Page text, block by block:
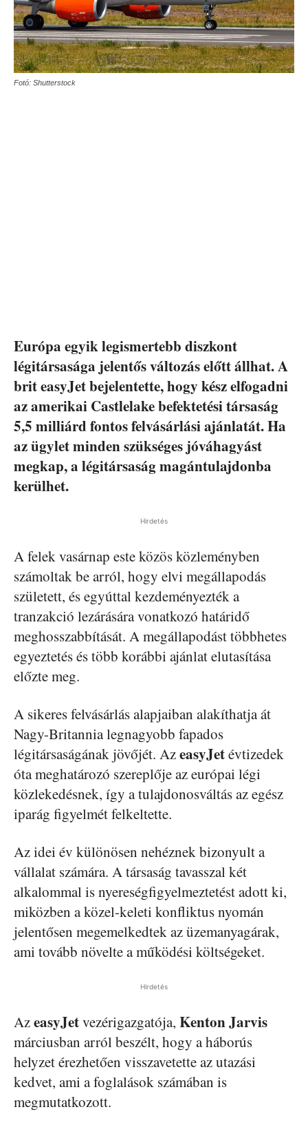
Fotó: Shutterstock
Európa egyik legismertebb diszkont
légitársasága jelentős változás előtt állhat. A
brit easyJet bejelentette, hogy kész elfogadni
az amerikai Castlelake befektetési társaság
5,5 milliárd fontos felvásárlási ajánlatát. Ha
az ügylet minden szükséges jóváhagyást
megkap, a légitársaság magántulajdonba
kerülhet.
Hirdetés
A felek vasárnap este közös közleményben
számoltak be arról, hogy elvi megállapodás
született, és egyúttal kezdeményezték a
tranzakció lezárására vonatkozó határidő
meghosszabbítását. A megállapodást többhetes
egyeztetés és több korábbi ajánlat elutasítása
előzte meg.
A sikeres felvásárlás alapjaiban alakíthatja át
Nagy-Britannia legnagyobb fapados
légitársaságának jövőjét. AzeasyJetévtizedek
óta meghatározó szereplője az európai légi
közlekedésnek, így a tulajdonosváltás az egész
iparág figyelmét felkeltette.
Az idei év különösen nehéznek bizonyult a
vállalat számára. A társaság tavasszal két
alkalommal is nyereségfigyelmeztetést adott ki,
miközben a közel-keleti konfliktus nyomán
jelentősen megemelkedtek az üzemanyagárak,
ami tovább növelte a működési költségeket.
Hirdetés
AzeasyJetvezérigazgatója, Kenton Jarvis
márciusban arról beszélt, hogy a háborús
helyzet érezhetően visszavetette az utazási
kedvet, ami a foglalások számában is
megmutatkozott.